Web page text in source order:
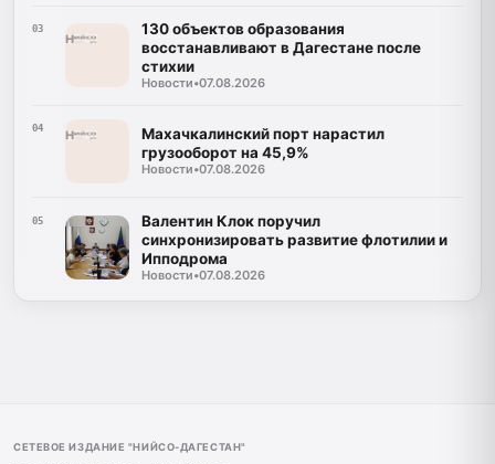
03
130 объектов образования
восстанавливают в Дагестане после
стихии
Новости•07.08.2026
04
Махачкалинский порт нарастил
грузооборот на 45,9%
Новости•07.08.2026
05
Валентин Клок поручил
синхронизировать развитие флотилии и
Ипподрома
Новости•07.08.2026
СЕТЕВОЕ ИЗДАНИЕ "НИЙСО-ДАГЕСТАН"